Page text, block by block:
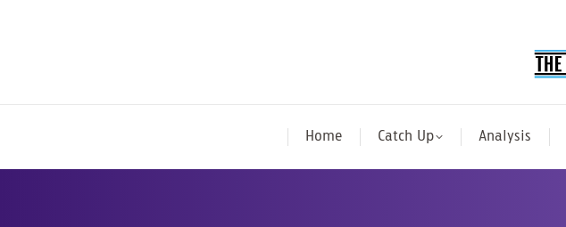
Home Catch Up Analysis